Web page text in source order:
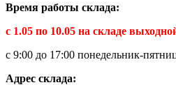
Время работы склада:
с 1.05 по 10.05 на складе
с 9:00 до 17:00 понедельник-
Адрес склада: